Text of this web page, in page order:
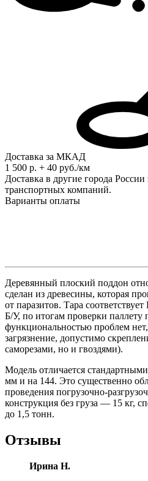
Доставка за МКАД
1 500 р. + 40 руб./км
Доставка в другие города
транспортных компаний.
Варианты оплаты
Деревянный плоский поддон
сделан из древесины, которая
от паразитов. Тара
Б/У, по итогам проверки паллету
функциональностью проблем
загрязнение, допустимо
саморезами, но и гвоздями).
Модель отличается
мм и на 144. Это существенно
проведения погрузочно-
конструкция без груза — 15 кг,
до 1,5 тонн.
Отзывы
Ирина Н.